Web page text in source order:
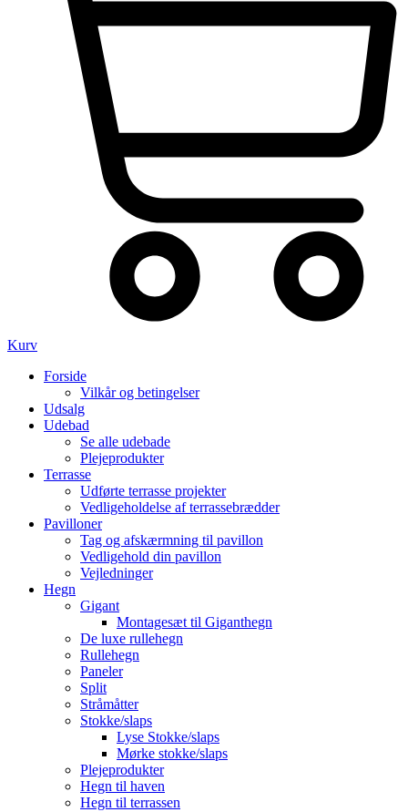
Kurv
Forside
Vilkår og betingelser
Udsalg
Udebad
Se alle udebade
Plejeprodukter
Terrasse
Udførte terrasse projekter
Vedligeholdelse af terrassebrædder
Pavilloner
Tag og afskærmning til pavillon
Vedligehold din pavillon
Vejledninger
Hegn
Gigant
Montagesæt til Giganthegn
De luxe rullehegn
Rullehegn
Paneler
Split
Stråmåtter
Stokke/slaps
Lyse Stokke/slaps
Mørke stokke/slaps
Plejeprodukter
Hegn til haven
Hegn til terrassen